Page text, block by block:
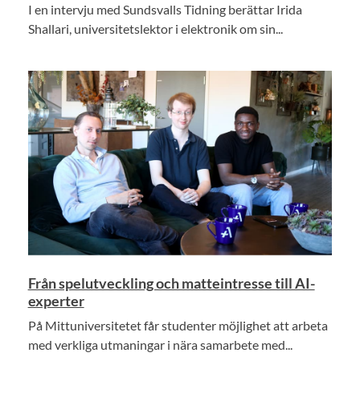
I en intervju med Sundsvalls Tidning berättar Irida
Shallari, universitetslektor i elektronik om sin...
Från spelutveckling och matteintresse till AI-
experter
På Mittuniversitetet får studenter möjlighet att arbeta
med verkliga utmaningar i nära samarbete med...